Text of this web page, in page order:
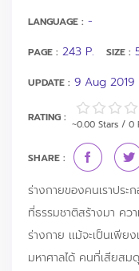
LANGUAGE : -
PAGE : 243 P. SIZE :
UPDATE : 9 Aug 2019
RATING :
~0.00 Stars / 0
SHARE :
ร่างกายของคนเราประ
ที่ธรรมชาติสร้างมา คว
ร่างกาย เเม้จะเป็นเพี
มหาศาลได้ คนที่เสียสม